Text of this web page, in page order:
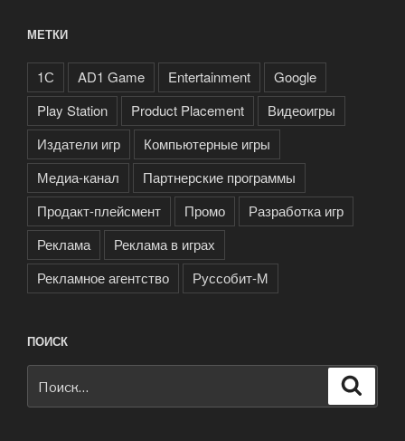
МЕТКИ
1С AD1 Game Entertainment
Google
Play Station
Product Placement
Видеоигры
Издатели игр
Компьютерные игры
Медиа-канал
Партнерские программы
Продакт-плейсмент
Промо
Разработка игр
Реклама
Реклама в играх
Рекламное агентство
Руссобит-М
ПОИСК